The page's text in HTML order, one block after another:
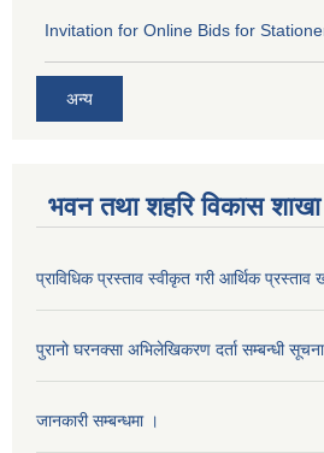
Invitation for Online Bids for
अन्य
भवन तथा शहरि विकास शाखा
प्राविधिक प्रस्ताव स्वीकृत गरी आर्थिक प्रस्ताव
पुरानो घरनक्सा अभिलेखिकरण दर्ता सम्बन्धी सूचना
जानकारी सम्बन्धमा ।